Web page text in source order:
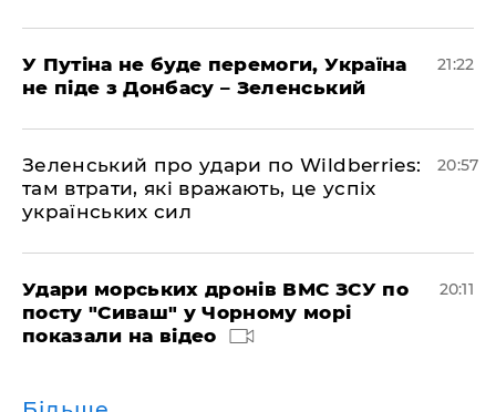
У Путіна не буде перемоги, Україна
не піде з Донбасу – Зеленський
21:22
Зеленський про удари по Wildberries:
там втрати, які вражають, це успіх
українських сил
20:57
Удари морських дронів ВМС ЗСУ по
посту "Сиваш" у Чорному морі
показали на відео
20:11